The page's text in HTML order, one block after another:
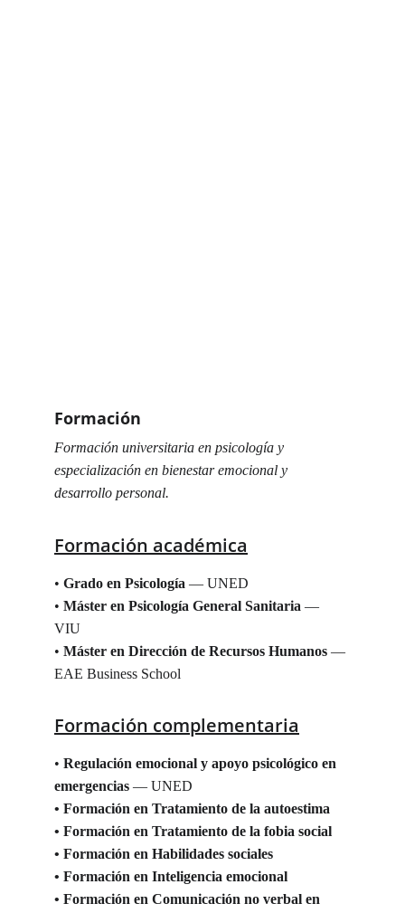
Formación
Formación universitaria en psicología y
especialización en bienestar emocional y
desarrollo personal.
Formación académica
• Grado en Psicología — UNED
• Máster en Psicología General Sanitaria —
VIU
• Máster en Dirección de Recursos Humanos —
EAE Business School
Formación complementaria
• Regulación emocional y apoyo psicológico en
emergencias — UNED
• Formación en Tratamiento de la autoestima
• Formación en Tratamiento de la fobia social
• Formación en Habilidades sociales
• Formación en Inteligencia emocional
• Formación en Comunicación no verbal en